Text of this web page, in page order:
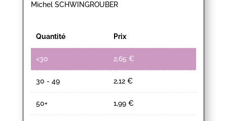
Michel SCHWINGROUBER
Quantité Prix
<30 2,65 €
30 - 49 2,12 €
50+ 1,99 €